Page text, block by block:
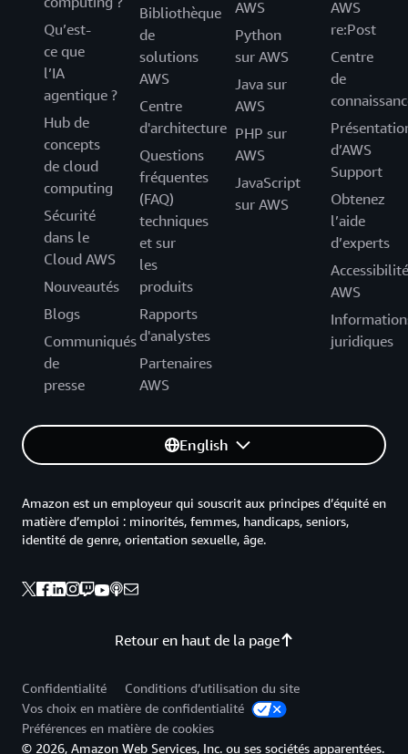
Qu’est-
ce que
l’IA
agentique ?
Hub de
concepts
de cloud
computing
Sécurité
dans le
Cloud AWS
Nouveautés
Blogs
Communiqués
de
presse
Bibliothèque
de
solutions
AWS
Centre
d'architecture
Questions
fréquentes
(FAQ)
techniques
et sur
les
produits
Rapports
d'analystes
Partenaires
AWS
AWS
Python
sur AWS
Java sur
AWS
PHP sur
AWS
JavaScript
sur AWS
AWS
re:Post
Centre
de
d’AWS
Support
Obtenez
l’aide
d’experts
Accessibilité
AWS
juridiques
English
Retour en haut de la page
Amazon est un employeur qui souscrit aux principes d’équité en
matière d’emploi : minorités, femmes, handicaps, seniors,
identité de genre, orientation sexuelle, âge.
Confidentialité
Conditions d’utilisation du site
Vos choix en matière de confidentialité
Préférences en matière de cookies
© 2026, Amazon Web Services, Inc. ou ses sociétés apparentées.